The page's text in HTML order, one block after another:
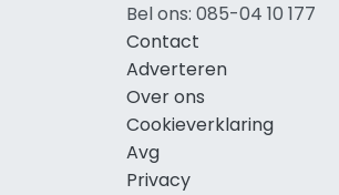
Bel ons: 085-04 10 177
Contact
Adverteren
Over ons
Cookieverklaring
Avg
Privacy